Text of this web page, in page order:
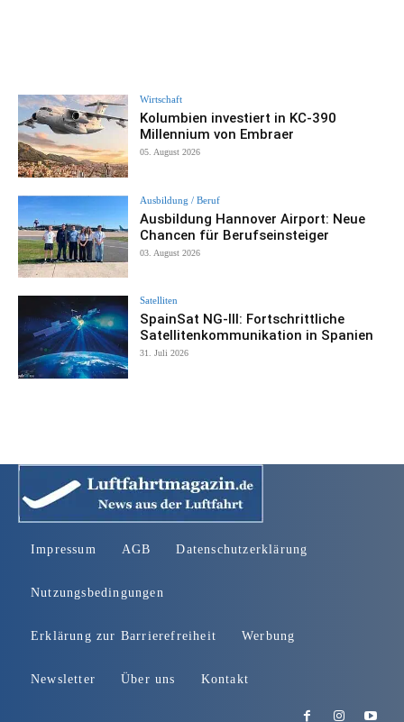
Wirtschaft
Kolumbien investiert in KC-390
Millennium von Embraer
05. August 2026
Ausbildung / Beruf
Ausbildung Hannover Airport: Neue
Chancen für Berufseinsteiger
03. August 2026
Satelliten
SpainSat NG-III: Fortschrittliche
Satellitenkommunikation in Spanien
31. Juli 2026
Impressum AGB Datenschutzerklärung
Nutzungsbedingungen
Erklärung zur Barrierefreiheit Werbung
Newsletter Über uns Kontakt